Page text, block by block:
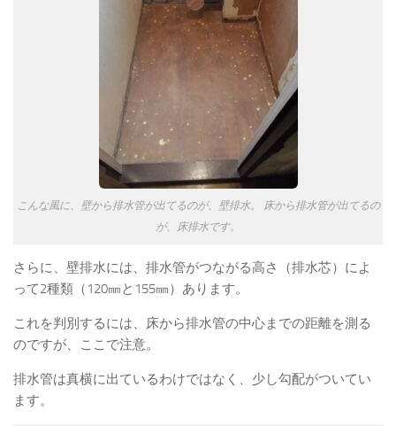
こんな風に、壁から排水管が出てるのが、壁排水。 床から排水管が出てるの
が、床排水です。
さらに、壁排水には、排水管がつながる高さ（排水芯）によ
って2種類（120㎜と155㎜）あります。
これを判別するには、床から排水管の中心までの距離を測る
のですが、ここで注意。
排水管は真横に出ているわけではなく、少し勾配がついてい
ます。